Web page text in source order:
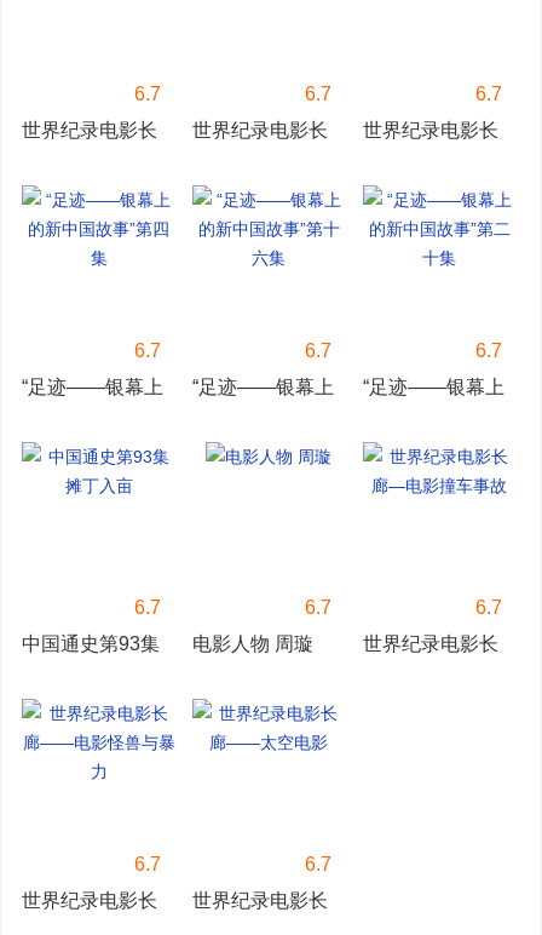
6.7
世界纪录电影长
特技
6.7
世界纪录电影长
术
6.7
世界纪录电影长
合成
6.7
“足迹——银幕上
四集
6.7
“足迹——银幕上
十六集
6.7
“足迹——银幕上
二十集
6.7
中国通史第93集
6.7
电影人物 周璇
6.7
世界纪录电影长
6.7
世界纪录电影长
6.7
世界纪录电影长